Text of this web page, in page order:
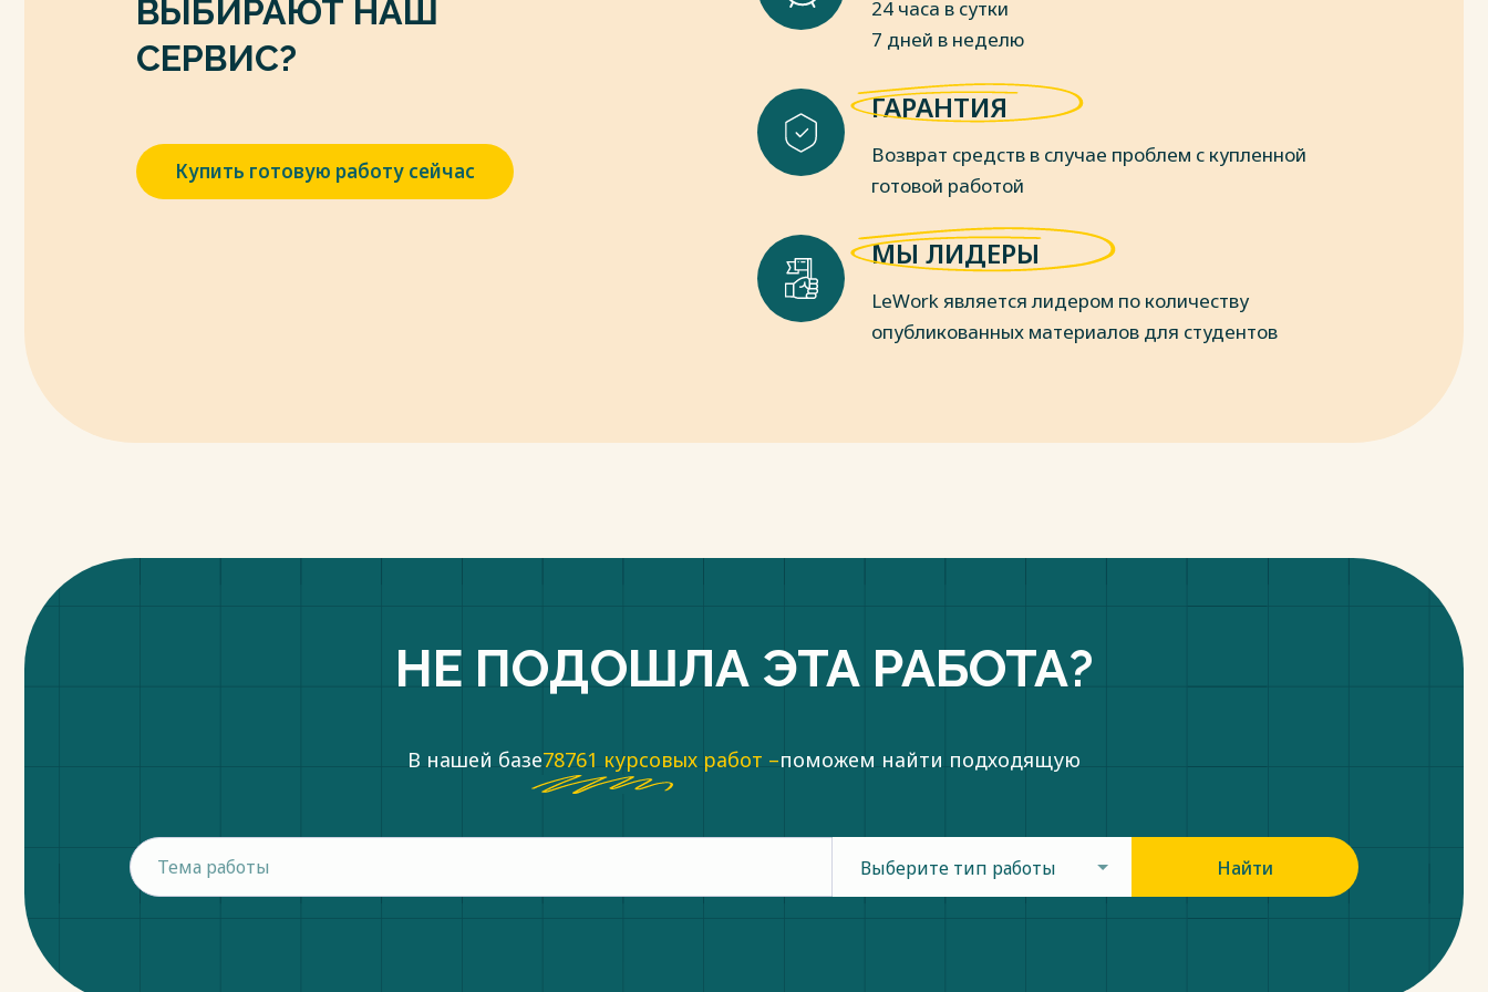
ВЫБИРАЮТ НАШ
СЕРВИС?
Купить готовую работу сейчас
24 часа в сутки
7 дней в неделю
ГАРАНТИЯ
Возврат средств в случае проблем с купленной
готовой работой
МЫ ЛИДЕРЫ
LeWork является лидером по количеству
опубликованных материалов для студентов
НЕ ПОДОШЛА ЭТА РАБОТА?
В нашей базе78761 курсовых работ –поможем найти подходящую
Выберите тип работы Найти